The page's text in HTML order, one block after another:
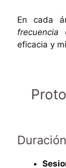
En cada
frecuencia
eficacia y